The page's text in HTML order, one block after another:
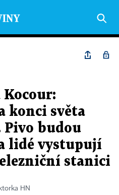
konci světa
Pivo budou
lidé vystupují
stanici
HN